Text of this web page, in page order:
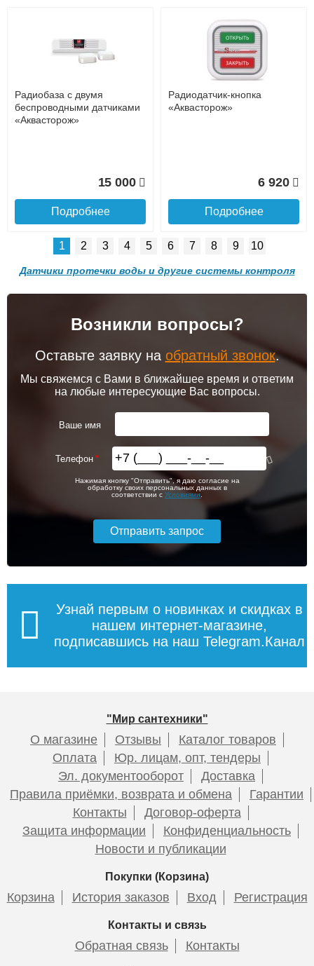
Доставка сантехники по Москве и Московской области
до подъезда
возможность
Доставка в регионы России.
Банковской картой на сайте в режиме реального
времени
Банковской картой при получении товара как при
Интернет-деньгами (Yandex-деньги, Web-money,
Qiwi-кошельки и другие).
Безналичный расчёт (возможно и с НДС)
Радиобаза с двумя
беспроводными датчиками
«Аквасторож»
15 000
Подробнее
Радиодатчик-кнопка
«Аквасторож»
6 920
Подробнее
Датчик «Аквасторож»
6 920
Панель Аквасторож
АК75
8 070
2 300
датчиков «Классика»
6 920
Дополнительный
батарейный блок
«Аквасторож »
2 300
Подробнее
Датчик «Аквасторож
Эксперт»
Подробнее
1 2 3 4 5 6 7 8 9 10
Датчики протечки воды и другие системы контроля
Возникли вопросы?
Оставьте заявку на обратный звонок.
Мы свяжемся с Вами в ближайшее время и ответим
на любые интересующие Вас вопросы.
Ваше имя
Телефон
Нажимая кнопку "Отправить", я даю согласие на
обработку своих персональных данных в
соответствии с Условиями
Узнай первым о новинках и скидках в
нашем интернет-магазине,
подписавшись на наш Telegram.Канал
"Мир сантехники"
О магазине Отзывы
Каталог товаров
Оплата
Юр. лицам, опт, тендеры
Эл. документооборот
Доставка
Правила приёмки, возврата и обмена
Гарантии
Контакты
Договор-оферта
Защита информации
Конфиденциальность
Новости и публикации
Покупки (Корзина)
Корзина История заказов Вход Регистрация
Контакты и связь
Обратная связь Контакты